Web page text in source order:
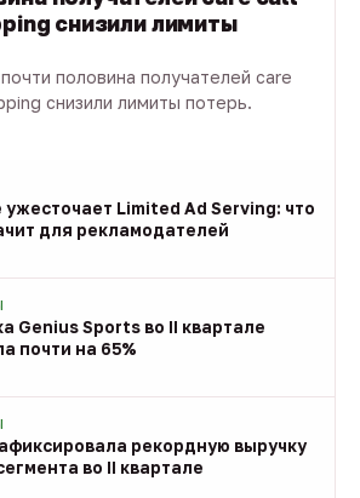
снизили лимиты
половина получателей care
снизили лимиты потерь.
ужесточает Limited Ad Serving: что
для рекламодателей
Genius Sports во II квартале
почти на 65%
рекордную выручку
во II квартале